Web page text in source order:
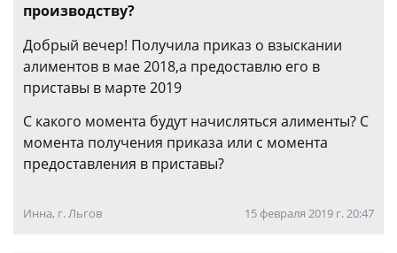
производству?
Добрый вечер! Получила приказ о взыскании
алиментов в мае 2018,а предоставлю его в
приставы в марте 2019
С какого момента будут начисляться алименты? С
момента получения приказа или с момента
предоставления в приставы?
Инна, г. Льгов 15 февраля 2019 г. 20:47